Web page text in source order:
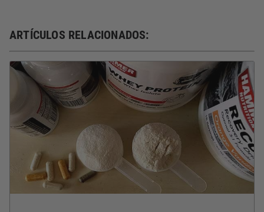
ARTÍCULOS RELACIONADOS: